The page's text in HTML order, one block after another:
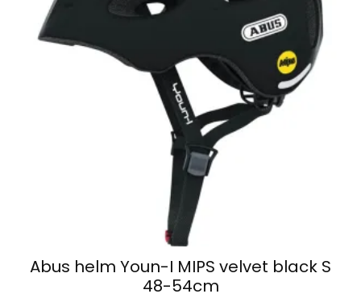
Abus helm Youn-I MIPS velvet black S
48-54cm